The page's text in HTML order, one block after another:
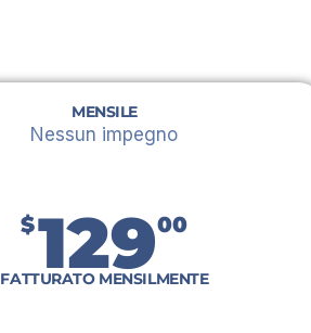
MENSILE
Nessun impegno
$12900
FATTURATO MENSILMENTE